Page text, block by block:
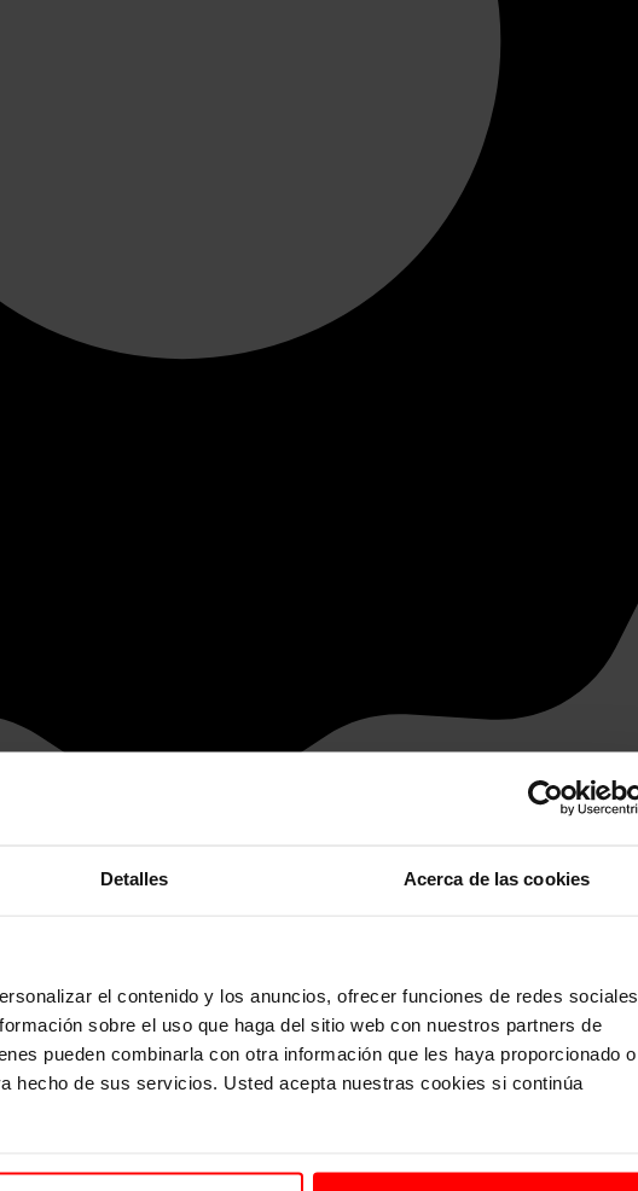
Detalles Acerca de las cookies
el contenido y los anuncios, ofrecer funciones de redes sociales
sobre el uso que haga del sitio web con nuestros partners de
pueden combinarla con otra información que les haya proporcionado o
hecho de sus servicios. Usted acepta nuestras cookies si continúa